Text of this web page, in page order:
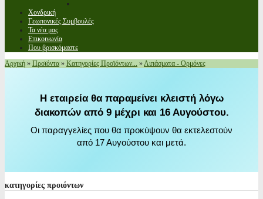
Χονδρική
Γεωπονικές Συμβουλές
Τα νέα μας
Επικοινωνία
Που βρισκόμαστε
Αρχική » Προϊόντα » Κατηγορίες Προϊόντων... »Λιπάσματα - Ορμόνες
Η εταιρεία θα παραμείνει κλειστή λόγω
διακοπών από 9 μέχρι και 16 Αυγούστου.
Οι παραγγελίες που θα προκύψουν θα εκτελεστούν
από 17 Αυγούστου και μετά.
κατηγορίες προιόντων